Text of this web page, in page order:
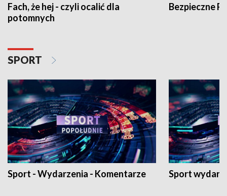
Fach, że hej - czyli ocalić dla
potomnych
Bezpieczne
SPORT
Sport - Wydarzenia - Komentarze Sport